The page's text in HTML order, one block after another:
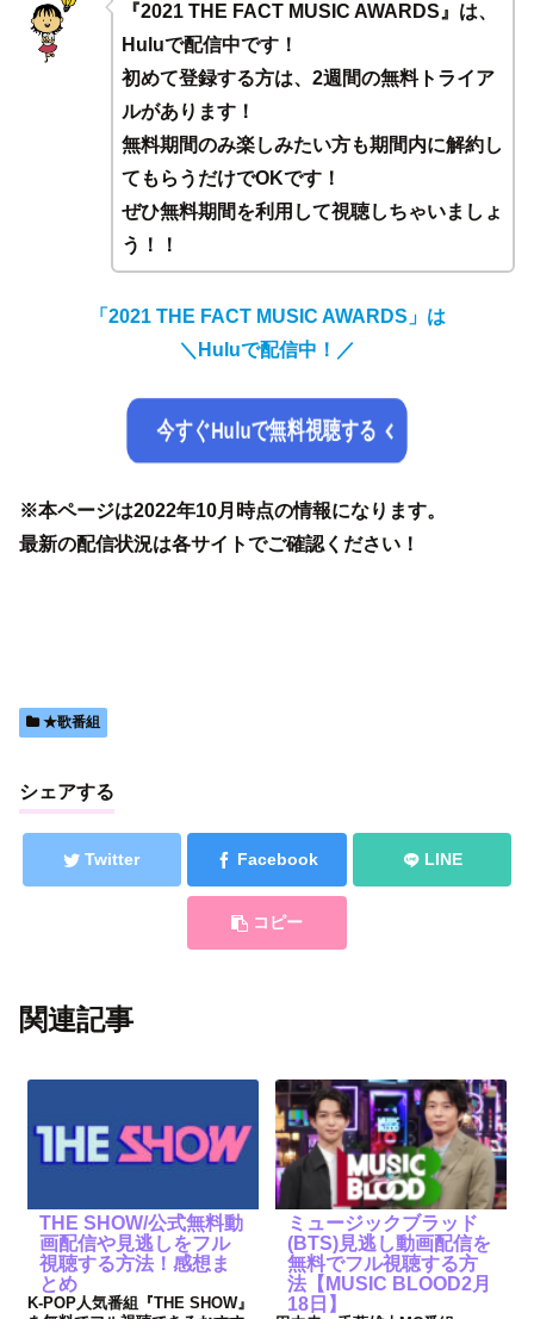
『2021 THE FACT MUSIC AWARDS』は、
Huluで配信中です！
初めて登録する方は、2週間の無料トライア
ルがあります！
無料期間のみ楽しみたい方も期間内に解約し
てもらうだけでOKです！
ぜひ無料期間を利用して視聴しちゃいましょ
う！！
「2021 THE FACT MUSIC AWARDS」は
＼Huluで配信中！／
今すぐHuluで無料視聴する
※本ページは2022年10月時点の情報になります。
最新の配信状況は各サイトでご確認ください！
★歌番組
シェアする
Twitter Facebook LINE
コピー
関連記事
THE SHOW/公式無料動
画配信や見逃しをフル
視聴する方法！感想ま
とめ
K-POP人気番組『THE SHOW』
ミュージックブラッド
(BTS)見逃し動画配信を
無料でフル視聴する方
法【MUSIC BLOOD2月
18日】